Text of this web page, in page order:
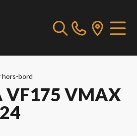
bord
VF175 VMAX